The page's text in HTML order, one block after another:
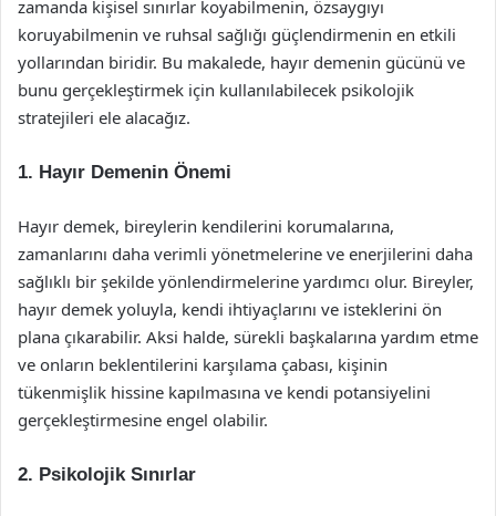
zamanda kişisel sınırlar koyabilmenin, özsaygıyı
koruyabilmenin ve ruhsal sağlığı güçlendirmenin en etkili
yollarından biridir. Bu makalede, hayır demenin gücünü ve
bunu gerçekleştirmek için kullanılabilecek psikolojik
stratejileri ele alacağız.
1. Hayır Demenin Önemi
Hayır demek, bireylerin kendilerini korumalarına,
zamanlarını daha verimli yönetmelerine ve enerjilerini daha
sağlıklı bir şekilde yönlendirmelerine yardımcı olur. Bireyler,
hayır demek yoluyla, kendi ihtiyaçlarını ve isteklerini ön
plana çıkarabilir. Aksi halde, sürekli başkalarına yardım etme
ve onların beklentilerini karşılama çabası, kişinin
tükenmişlik hissine kapılmasına ve kendi potansiyelini
gerçekleştirmesine engel olabilir.
2. Psikolojik Sınırlar